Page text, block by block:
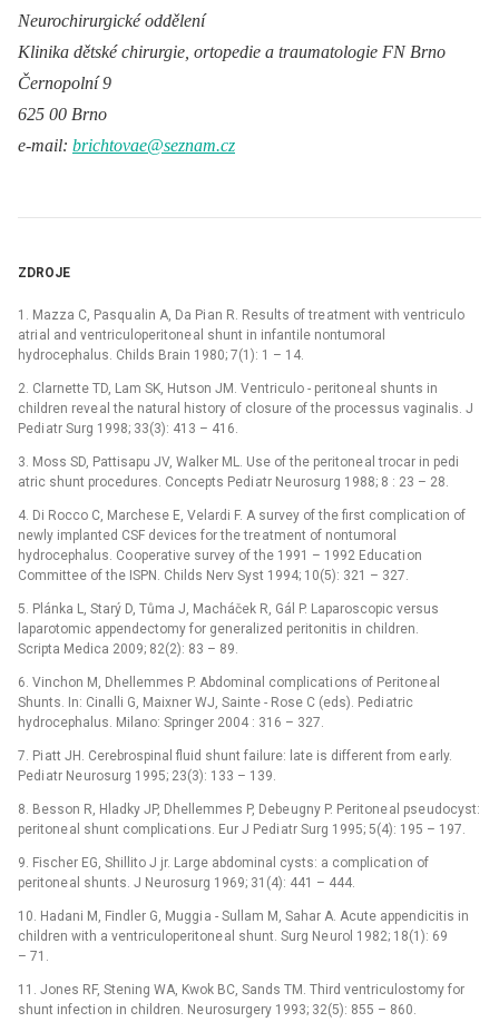
Neurochirurgické oddělení
Klinika dětské chirurgie, ortopedie a traumatologie FN Brno
Černopolní 9
625 00 Brno
e‑mail: brichtovae@seznam.cz
ZDROJE
1. Mazza C, Pasqu alin A, Da Pi an R. Results of tre atment with ventriculo
atri al and ventriculoperitone al shunt in infantile nontumoral
hydrocephalus. Childs Brain 1980; 7(1): 1 –⁠ 14.
2. Clarnette TD, Lam SK, Hutson JM. Ventriculo -⁠ peritone al shunts in
children reve al the natural history of closure of the processus vaginalis. J
Pedi atr Surg 1998; 33(3): 413 –⁠ 416.
3. Moss SD, Pattisapu JV, Walker ML. Use of the peritone al trocar in pedi
atric shunt procedures. Concepts Pedi atr Ne urosurg 1988; 8 : 23 –⁠ 28.
4. Di Rocco C, Marchese E, Velardi F. A survey of the first complicati on of
newly implanted CSF devices for the tre atment of nontumoral
hydrocephalus. Co operative survey of the 1991 –⁠ 1992 Educati on
Committee of the ISPN. Childs Nerv Syst 1994; 10(5): 321 –⁠ 327.
5. Plánka L, Starý D, Tůma J, Macháček R, Gál P. Laparoscopic versus
laparotomic appendectomy for generalized peritonitis in children.
Scripta Medica 2009; 82(2): 83 –⁠ 89.
6. Vinchon M, Dhellemmes P. Abdominal complicati ons of Peritone al
Shunts. In: Cinalli G, Maixner WJ, Sainte -⁠ Rose C (eds). Pedi atric
hydrocephalus. Milano: Springer 2004 : 316 –⁠ 327.
7. Pi att JH. Cerebrospinal fluid shunt failure: late is different from e arly.
Pedi atr Ne urosurg 1995; 23(3): 133 –⁠ 139.
8. Besson R, Hladky JP, Dhellemmes P, Debe ugny P. Peritone al pse udocyst:
peritone al shunt complicati ons. Eur J Pedi atr Surg 1995; 5(4): 195 –⁠ 197.
9. Fischer EG, Shillito J jr. Large abdominal cysts: a complicati on of
peritone al shunts. J Ne urosurg 1969; 31(4): 441 –⁠ 444.
10. Hadani M, Findler G, Muggi a -⁠ Sullam M, Sahar A. Acute appendicitis in
children with a ventriculoperitone al shunt. Surg Ne urol 1982; 18(1): 69
–⁠ 71.
11. Jones RF, Stening WA, Kwok BC, Sands TM. Third ventriculostomy for
shunt infecti on in children. Ne urosurgery 1993; 32(5): 855 –⁠ 860.